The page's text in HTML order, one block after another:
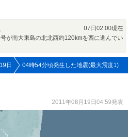
07日02:00現在
が南大東島の北北西約120kmを西に進んでい
日 04時54分頃発生した地震(最大震度1)
2011年08月19日04:59発表